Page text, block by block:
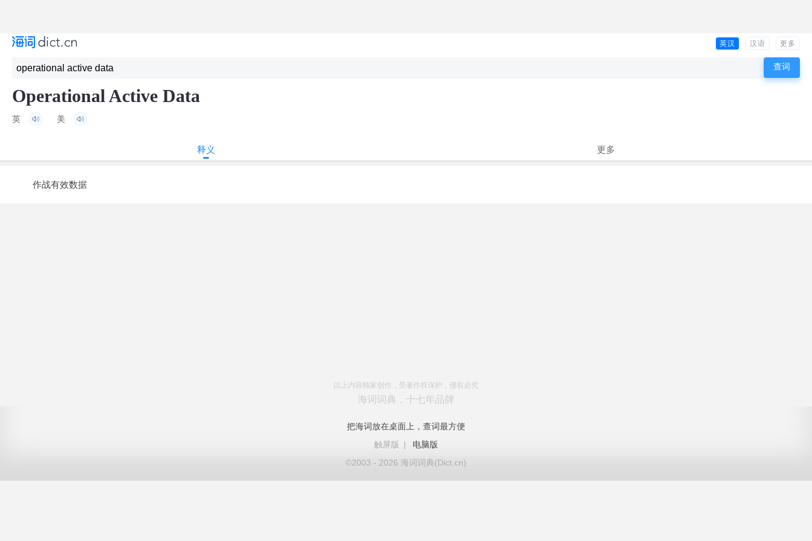
英汉 汉语 更多
Operational Active Data
英 美
释义 更多
作战有效数据
以上内容独家创作，受著作权保护，侵权必究
海词词典，十七年品牌
把海词放在桌面上，查词最方便
触屏版
|
电脑版
©2003 - 2026 海词词典(Dict.cn)